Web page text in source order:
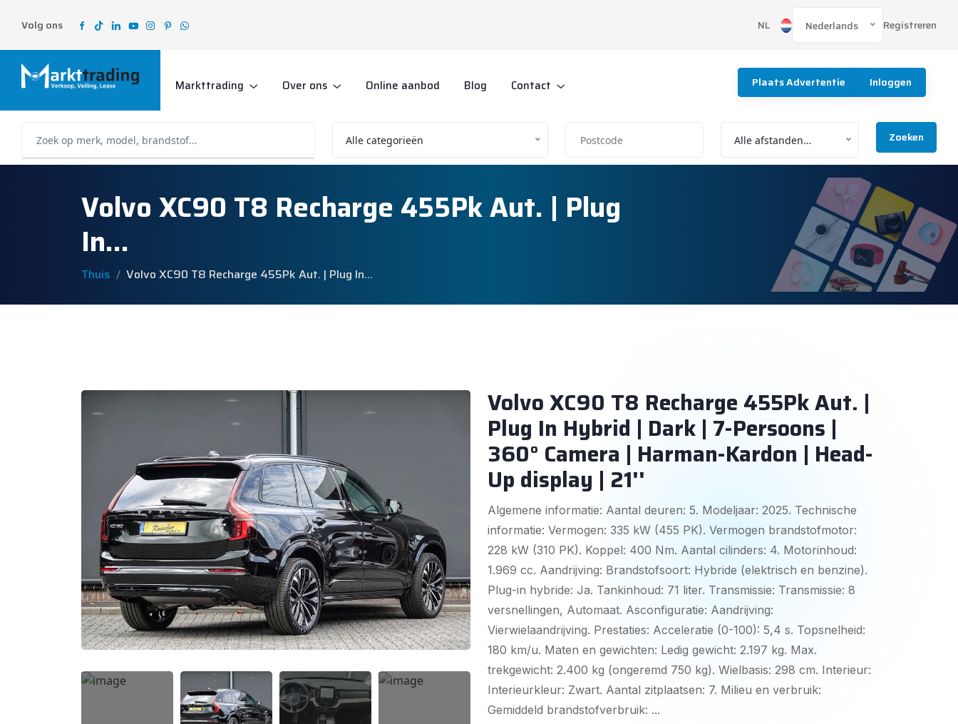
Volg ons NL Nederlands Registreren
Markttrading Over ons Online aanbod Blog Contact Plaats Advertentie Inloggen
Alle categorieën Alle afstanden… Zoeken
Volvo XC90 T8 Recharge 455Pk Aut. | Plug
In…
Thuis Volvo XC90 T8 Recharge 455Pk Aut. | Plug In…
Volvo XC90 T8 Recharge 455Pk Aut. |
Plug In Hybrid | Dark | 7-Persoons |
360° Camera | Harman-Kardon | Head-
Up display | 21''
Algemene informatie: Aantal deuren: 5. Modeljaar: 2025. Technische
informatie: Vermogen: 335 kW (455 PK). Vermogen brandstofmotor:
228 kW (310 PK). Koppel: 400 Nm. Aantal cilinders: 4. Motorinhoud:
1.969 cc. Aandrijving: Brandstofsoort: Hybride (elektrisch en benzine).
Plug-in hybride: Ja. Tankinhoud: 71 liter. Transmissie: Transmissie: 8
versnellingen, Automaat. Asconfiguratie: Aandrijving:
Vierwielaandrijving. Prestaties: Acceleratie (0-100): 5,4 s. Topsnelheid:
180 km/u. Maten en gewichten: Ledig gewicht: 2.197 kg. Max.
trekgewicht: 2.400 kg (ongeremd 750 kg). Wielbasis: 298 cm. Interieur:
Interieurkleur: Zwart. Aantal zitplaatsen: 7. Milieu en verbruik:
Gemiddeld brandstofverbruik: ...